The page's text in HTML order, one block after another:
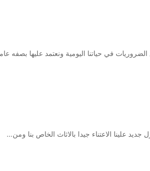
في حياتنا اليومية ونعتمد عليها بصفه
علينا الاعتناء جيدا بالاثاث الخاص بنا ومن…